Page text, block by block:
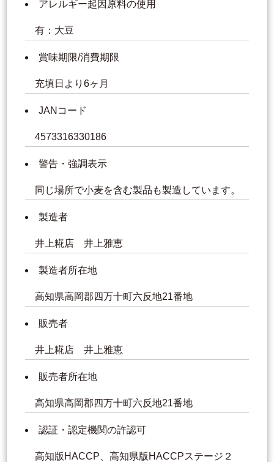
アレルギー起因原料の使用
有：大豆
賞味期限/消費期限
充填日より6ヶ月
JANコード
4573316330186
警告・強調表示
同じ場所で小麦を含む製品も製造しています。
製造者
井上糀店 井上雅恵
製造者所在地
高知県高岡郡四万十町六反地21番地
販売者
井上糀店 井上雅恵
販売者所在地
高知県高岡郡四万十町六反地21番地
認証・認定機関の許認可
高知版HACCP、高知県版HACCPステージ２